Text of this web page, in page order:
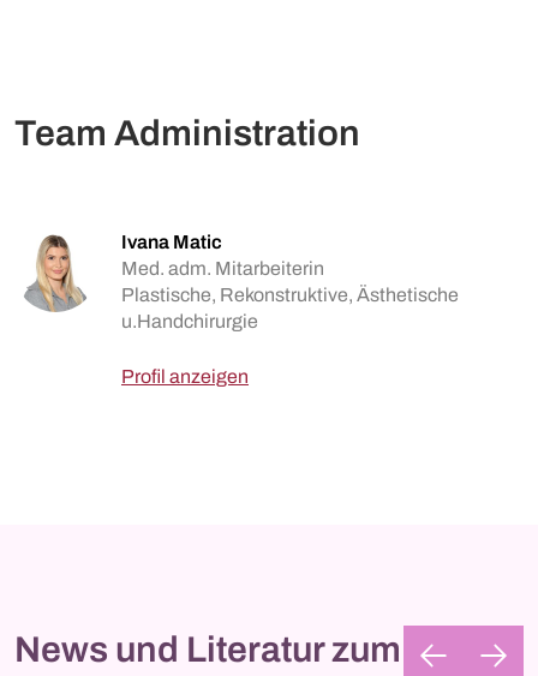
Team Administration
Ivana Matic
Med. adm. Mitarbeiterin
Plastische, Rekonstruktive, Ästhetische
u.Handchirurgie
Profil anzeigen
News und Literatur zum